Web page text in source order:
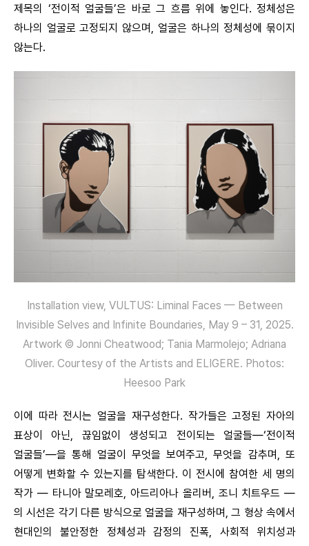
제목의 ‘전이적 얼굴들’은 바로 그 흐름 위에 놓인다. 정체성은
하나의 얼굴로 고정되지 않으며, 얼굴은 하나의 정체성에 묶이지
않는다.
Installation view, VULTUS: Liminal Faces — Between
Invisible Selves and Infinite Boundaries, May 9 – 31, 2025.
Artwork © Jonni Cheatwood; Tania Marmolejo; Adriana
Oliver. Courtesy of the Artists and ELIGERE. Photos:
Heesoo Park
이에 따라 전시는 얼굴을 재구성한다. 작가들은 고정된 자아의
표상이 아닌, 끊임없이 생성되고 전이되는 얼굴들—‘전이적
얼굴들’—을 통해 얼굴이 무엇을 보여주고, 무엇을 감추며, 또
어떻게 변화할 수 있는지를 탐색한다. 이 전시에 참여한 세 명의
작가 — 타니아 말모레호, 아드리아나 올리버, 조니 치트우드 —
의 시선은 각기 다른 방식으로 얼굴을 재구성하며, 그 형상 속에서
현대인의 불안정한 정체성과 감정의 진폭, 사회적 위치성과